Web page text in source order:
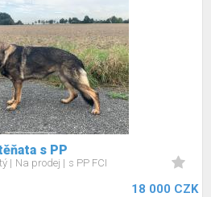
s PP
Na prodej s PP FCI
18 000 CZK